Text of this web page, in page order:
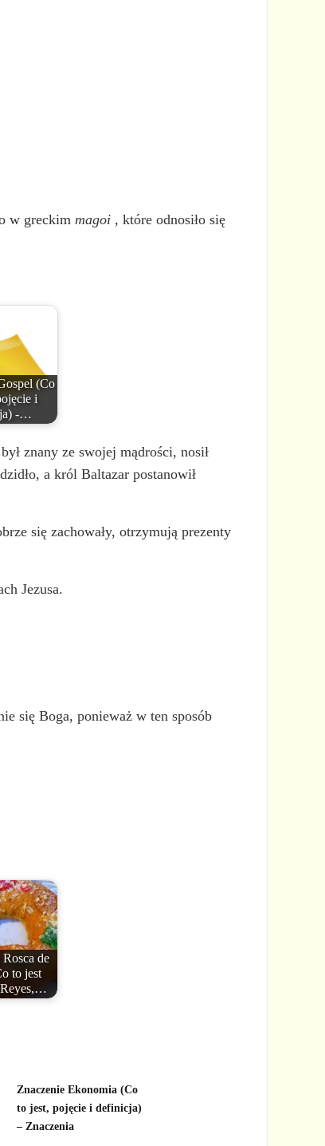
w greckim magoi , które odnosiło się
(Co
i
-…
znany ze swojej mądrości, nosił
a król Baltazar postanowił
się zachowały, otrzymują prezenty
Jezusa.
się Boga, ponieważ w ten sposób
de
to jest
Reyes,…
Znaczenie Ekonomia (Co
to jest, pojęcie i definicja)
– Znaczenia